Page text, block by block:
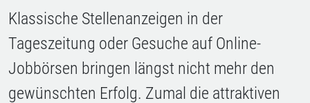
Klassische Stellenanzeigen in der
Tageszeitung oder Gesuche auf Online-
Jobbörsen bringen längst nicht mehr den
gewünschten Erfolg. Zumal die attraktiven